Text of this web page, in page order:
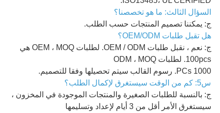
السؤال الثالث: ما هو تخصصنا؟
ج: يمكننا تصميم المنتجات حسب الطلب.
هل تقبل طلبات OEM/ODM؟
ج: نعم ، نقبل طلبات OEM / ODM. لطلبات OEM ، MOQ هي
100pcs. لطلبات ODM ، MOQ
1000 PCs. رسوم القالب سيتم تحصيلها وفقا للتصميم.
س5: كم من الوقت سيستغرق لإكمال الطلب؟
ج: بالنسبة للطلبات الصغيرة والمنتجات الموجودة في المخزون ،
سيستغرق الأمر أقل من 3 أيام لإعداد وتسليمها